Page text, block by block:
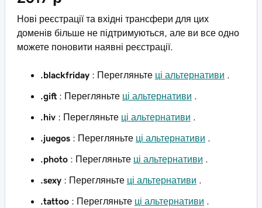
Нові реєстрації та вхідні трансфери для цих
доменів більше не підтримуються, але ви все одно
можете поновити наявні реєстрації.
.blackfriday : Перегляньте ці альтернативи
.gift : Перегляньте ці альтернативи
.hiv : Перегляньте ці альтернативи
.juegos : Перегляньте ці альтернативи
.photo : Перегляньте ці альтернативи
.sexy : Перегляньте ці альтернативи
.tattoo : Перегляньте ці альтернативи